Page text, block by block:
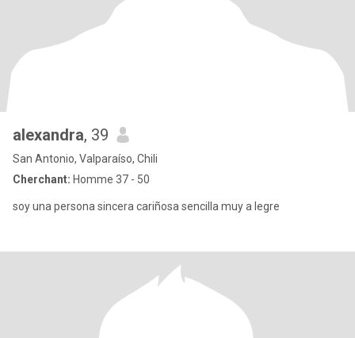
alexandra, 39
San Antonio, Valparaíso, Chili
Cherchant: Homme 37 - 50
soy una persona sincera cariñosa sencilla muy a legre